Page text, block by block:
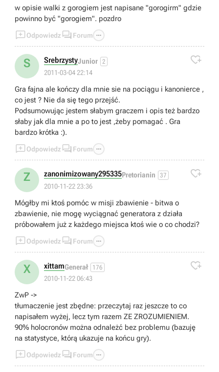
w opisie walki z gorogiem jest napisane "gorogirm" gdzie
powinno być "gorogiem". pozdro
Odpowiedz  Forum 
S SrebrzystyJunior 2
2011-03-04 22:14

Gra fajna ale kończy dla mnie sie na pociągu i kanonierce ,
co jest ? Nie da się tego przejść.
Podsumowując jestem słabym graczem i opis też bardzo
słaby jak dla mnie a po to jest ,żeby pomagać . Gra
bardzo krótka :).
Odpowiedz  Forum 
Z zanonimizowany295335Pretorianin 37
2010-11-22 23:36

Mógłby mi ktoś pomóc w misji zbawienie - bitwa o
zbawienie, nie mogę wyciągnać generatora z działa
próbowałem już z każdego miejsca ktoś wie o co chodzi?
Odpowiedz  Forum 
X xittamGenerał 176
2010-11-22 06:43

ZwP ->
tłumaczenie jest zbędne: przeczytaj raz jeszcze to co
napisałem wyżej, lecz tym razem ZE ZROZUMIENIEM.
90% holocronów można odnależć bez problemu (bazuję
na statystyce, którą ukazuje na końcu gry).
Odpowiedz  Forum 